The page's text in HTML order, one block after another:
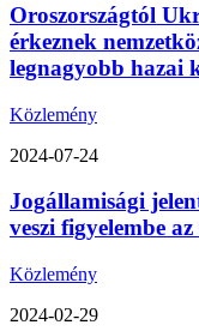
Oroszországtól
érkeznek
legnagyobb hazai
Közlemény
2024-07-24
Jogállamisági
veszi figyelembe
Közlemény
2024-02-29